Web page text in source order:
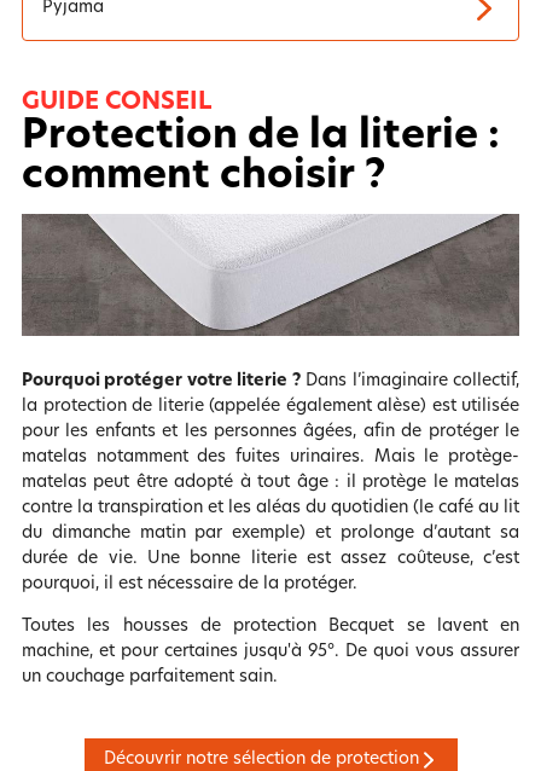
Pyjama
GUIDE CONSEIL
Protection de la literie :
comment choisir ?
Pourquoi protéger votre literie ?Dans l’imaginaire collectif,
la protection de literie (appelée également alèse) est utilisée
pour les enfants et les personnes âgées, afin de protéger le
matelas notamment des fuites urinaires. Mais le protège-
matelas peut être adopté à tout âge : il protège le matelas
contre la transpiration et les aléas du quotidien (le café au lit
du dimanche matin par exemple) et prolonge d’autant sa
durée de vie. Une bonne literie est assez coûteuse, c’est
pourquoi, il est nécessaire de la protéger.
Toutes les housses de protection Becquet se lavent en
machine, et pour certaines jusqu'à 95°. De quoi vous assurer
un couchage parfaitement sain.
Découvrir notre sélection de protection